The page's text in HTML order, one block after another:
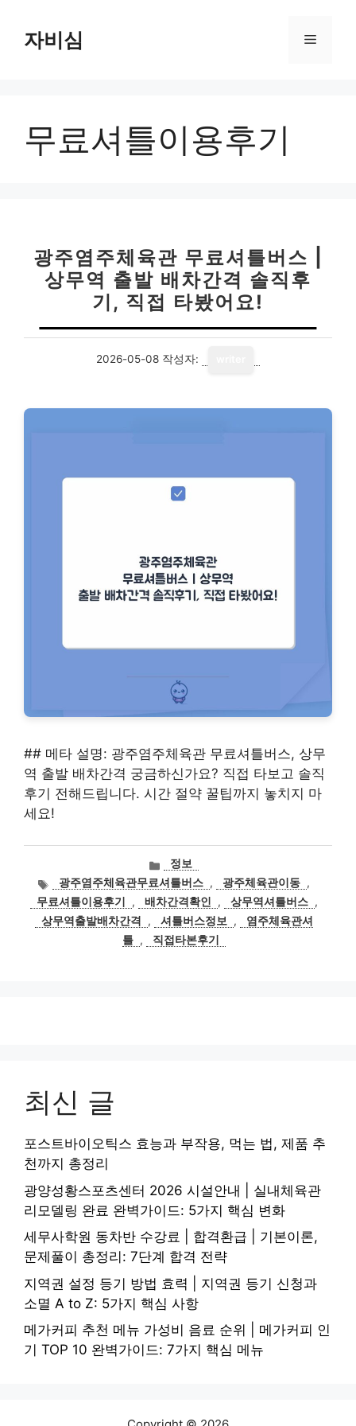
자비심 메
무료셔틀이용후기
광주염주체육관 무료셔틀버스 |
상무역 출발 배차간격 솔직후
기, 직접 타봤어요!
2026-05-08 작성자:
## 메타 설명: 광주염주체육관 무료셔틀버스, 상무
역 출발 배차간격 궁금하신가요? 직접 타보고 솔직
후기 전해드립니다. 시간 절약 꿀팁까지 놓치지 마
세요!
카
테
고
리
정보
태
그
광주염주체육관무료셔틀버스 , 광주체육관이동 ,
무료셔틀이용후기
, 배차간격확인 , 상무역셔틀버스 ,
상무역출발배차간격
, 셔틀버스정보 ,
염주체육관셔
틀 , 직접타본후기
최신 글
포스트바이오틱스 효능과 부작용, 먹는 법, 제품 추
천까지 총정리
광양성황스포츠센터 2026 시설안내 | 실내체육관
리모델링 완료 완벽가이드: 5가지 핵심 변화
세무사학원 동차반 수강료 | 합격환급 | 기본이론,
문제풀이 총정리: 7단계 합격 전략
지역권 설정 등기 방법 효력 | 지역권 등기 신청과
소멸 A to Z: 5가지 핵심 사항
메가커피 추천 메뉴 가성비 음료 순위 | 메가커피 인
기 TOP 10 완벽가이드: 7가지 핵심 메뉴